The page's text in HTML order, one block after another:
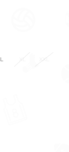
L XL XXL